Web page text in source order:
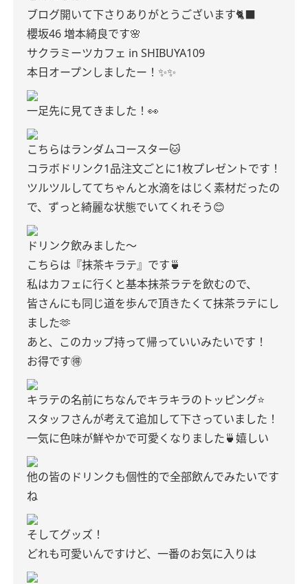
ブログ開いて下さりありがとうございます🐈‍⬛
櫻坂46 増本綺良です🌸
サクラミーツカフェ in SHIBUYA109
本日オープンしましたー！✨️✨️
一足先に見てきました！👀
こちらはランダムコースター🐱
コラボドリンク1品注文ごとに1枚プレゼントです！
ツルツルしててちゃんと水滴をはじく素材だったの
で、ずっと綺麗な状態でいてくれそう😊
ドリンク飲みました〜
こちらは『抹茶キラテ』です🍵
私はカフェに行くと基本抹茶ラテを飲むので、
皆さんにも同じ道を歩んで頂きたくて抹茶ラテにし
ました🫶
あと、このカップ持って帰っていいみたいです！
お得です🉐
キラテの名前にちなんでキラキラのトッピング⭐️
スタッフさんが考えて追加して下さっていました！
一気に色味が鮮やかで可愛くなりました🍵嬉しい
他の皆のドリンクも個性的で全部飲んでみたいです
ね
そしてグッズ！
どれも可愛いんですけど、一番のお気に入りは